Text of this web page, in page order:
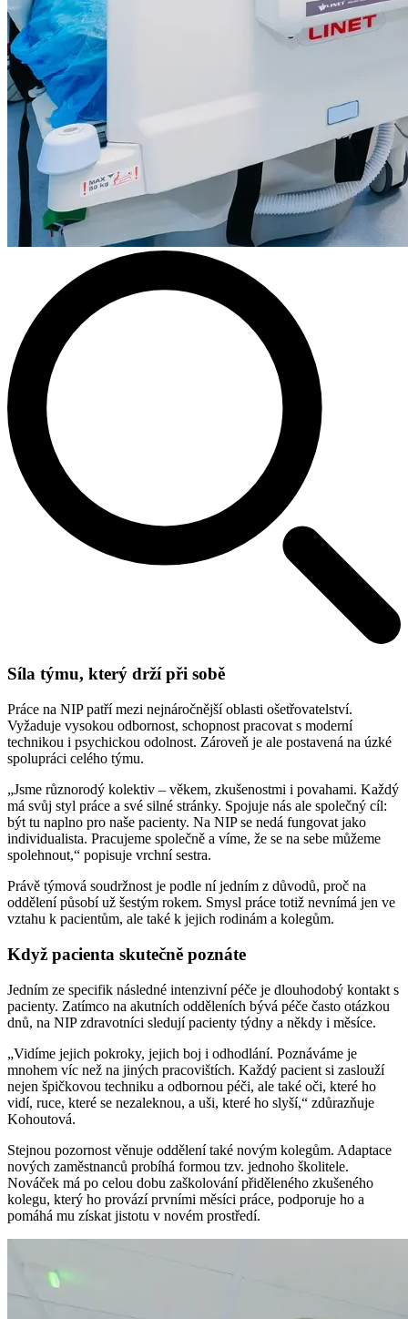
Síla týmu, který drží při sobě
Práce na NIP patří mezi nejnáročnější oblasti ošetřovatelství.
Vyžaduje vysokou odbornost, schopnost pracovat s moderní
technikou i psychickou odolnost. Zároveň je ale postavená na úzké
spolupráci celého týmu.
„Jsme různorodý kolektiv – věkem, zkušenostmi i povahami. Každý
má svůj styl práce a své silné stránky. Spojuje nás ale společný cíl:
být tu naplno pro naše pacienty. Na NIP se nedá fungovat jako
individualista. Pracujeme společně a víme, že se na sebe můžeme
spolehnout,“ popisuje vrchní sestra.
Právě týmová soudržnost je podle ní jedním z důvodů, proč na
oddělení působí už šestým rokem. Smysl práce totiž nevnímá jen ve
vztahu k pacientům, ale také k jejich rodinám a kolegům.
Když pacienta skutečně poznáte
Jedním ze specifik následné intenzivní péče je dlouhodobý kontakt s
pacienty. Zatímco na akutních odděleních bývá péče často otázkou
dnů, na NIP zdravotníci sledují pacienty týdny a někdy i měsíce.
„Vidíme jejich pokroky, jejich boj i odhodlání. Poznáváme je
mnohem víc než na jiných pracovištích. Každý pacient si zaslouží
nejen špičkovou techniku a odbornou péči, ale také oči, které ho
vidí, ruce, které se nezaleknou, a uši, které ho slyší,“ zdůrazňuje
Kohoutová.
Stejnou pozornost věnuje oddělení také novým kolegům. Adaptace
nových zaměstnanců probíhá formou tzv. jednoho školitele.
Nováček má po celou dobu zaškolování přiděleného zkušeného
kolegu, který ho provází prvními měsíci práce, podporuje ho a
pomáhá mu získat jistotu v novém prostředí.